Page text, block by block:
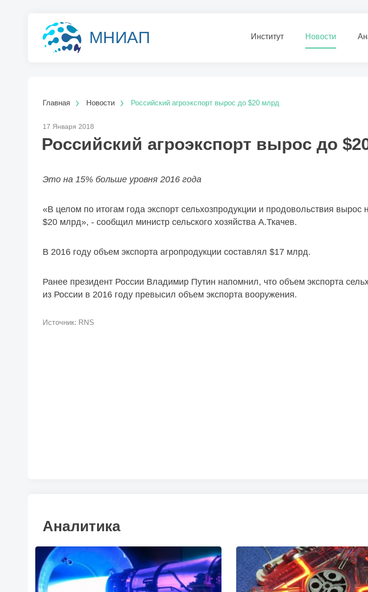
МНИАП Институт Новости
Главная Новости Российский агроэкспорт вырос до $20 млрд
17 Января 2018
Российский агроэкспорт вырос до
Это на 15% больше уровня 2016 года
«В целом по итогам года экспорт сельхозпродукции и продовольствия вырос
$20 млрд», - сообщил министр сельского хозяйства А.Ткачев.
В 2016 году объем экспорта агропродукции составлял $17 млрд.
Ранее президент России Владимир Путин напомнил, что объем экспорта
из России в 2016 году превысил объем экспорта вооружения.
Источник: RNS
Аналитика